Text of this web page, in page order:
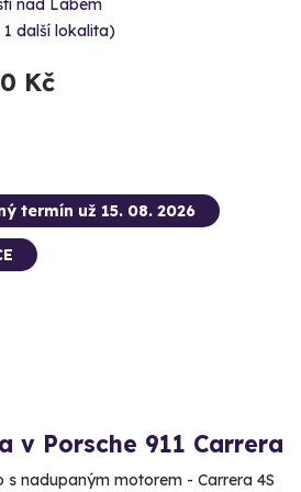
nad Labem
1 další lokalita)
Kč
termín už 15. 08. 2026
v Porsche 911 Carrera
s nadupaným motorem - Carrera 4S